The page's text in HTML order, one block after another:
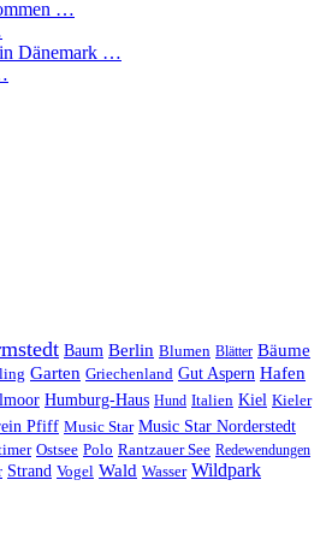
…
Dänemark …
Baum Berlin Blumen Blätter Bäume
Garten Griechenland Gut Aspern Hafen
Humburg-Haus Hund Italien Kiel Kieler
Pfiff Music Star Music Star Norderstedt
Ostsee Polo Rantzauer See Redewendungen
Strand Vogel Wald Wasser Wildpark